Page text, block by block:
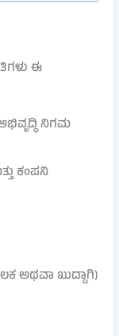
ಈ
ನಿಗಮ
ಕಂಪನಿ
ಅಥವಾ ಖುದ್ದಾಗಿ)